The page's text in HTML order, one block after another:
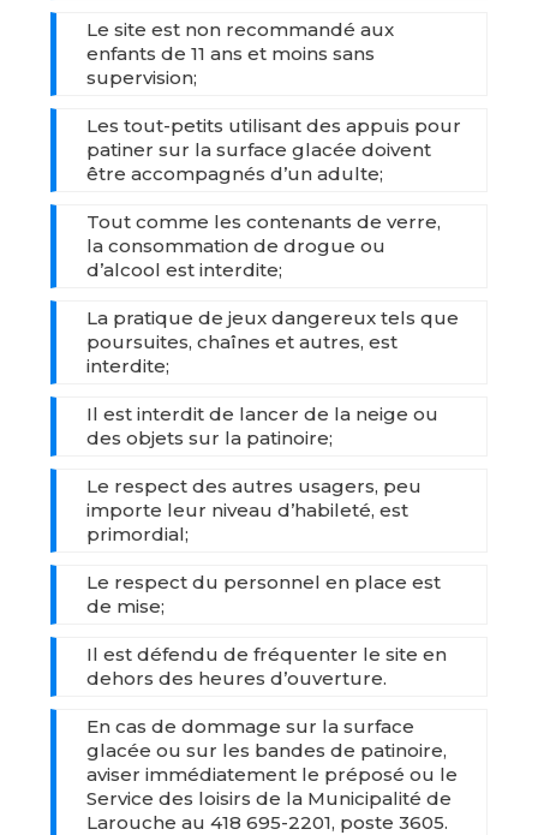
Le site est non recommandé aux
enfants de 11 ans et moins sans
supervision;
Les tout-petits utilisant des appuis pour
patiner sur la surface glacée doivent
être accompagnés d’un adulte;
Tout comme les contenants de verre,
la consommation de drogue ou
d’alcool est interdite;
La pratique de jeux dangereux tels que
poursuites, chaînes et autres, est
interdite;
Il est interdit de lancer de la neige ou
des objets sur la patinoire;
Le respect des autres usagers, peu
importe leur niveau d’habileté, est
primordial;
Le respect du personnel en place est
de mise;
Il est défendu de fréquenter le site en
dehors des heures d’ouverture.
En cas de dommage sur la surface
glacée ou sur les bandes de patinoire,
aviser immédiatement le préposé ou le
Service des loisirs de la Municipalité de
Larouche au 418 695-2201, poste 3605.